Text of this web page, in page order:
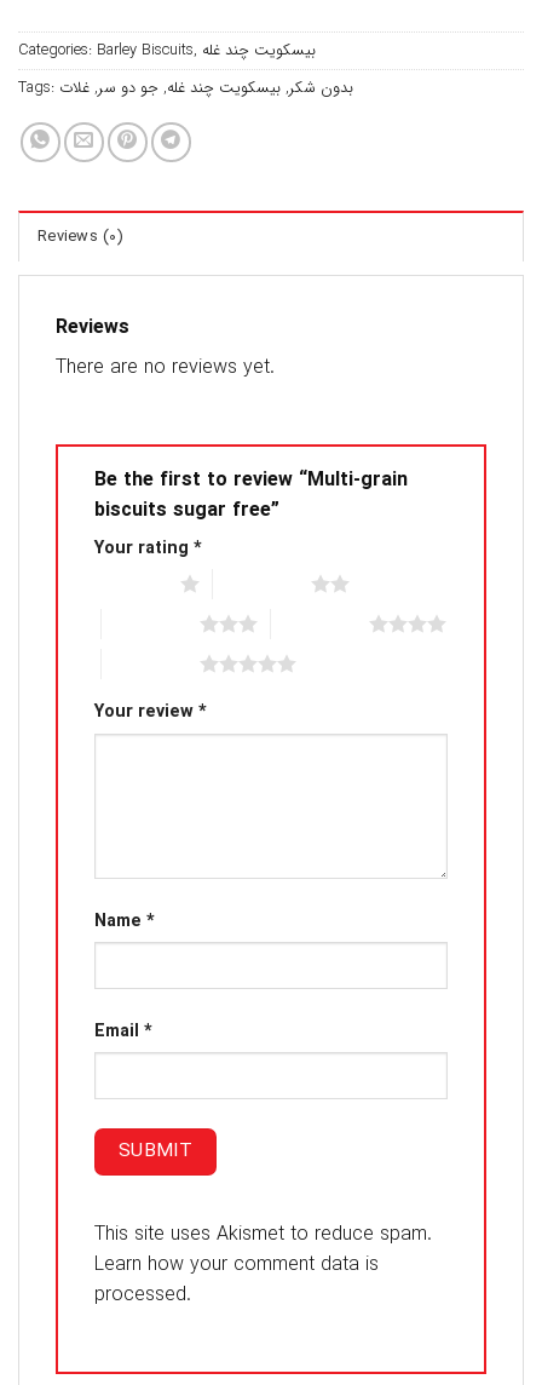
Categories: Barley Biscuits, بیسکویت چند غله
Tags:
بدون شکر, بیسکویت چند غله, جو دو سر, غلات
Reviews (0)
Reviews
There are no reviews yet.
Be the first to review “Multi-grain
biscuits sugar free”
Your rating *
Your review*
Name *
Email *
This site uses Akismet to reduce spam.
Learn how your comment data is
processed.